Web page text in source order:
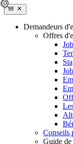
Demandeurs
Offres
Conseils
Guide de